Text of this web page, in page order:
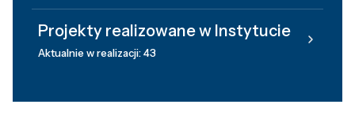
Projekty realizowane w Instytucie
Aktualnie w realizacji: 43